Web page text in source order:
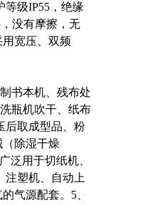
等级IP55，绝缘
没有摩擦，无
宽压、双频
书本机、残布处
瓶机吹干、纸布
后取成型品、粉
除湿干燥
泛用于切纸机、
注塑机、自动上
气源配套。5、